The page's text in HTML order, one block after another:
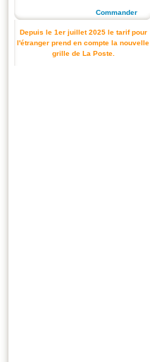
Commander
Depuis le 1er juillet 2025 le tarif pour
l'étranger prend en compte la nouvelle
grille de La Poste.